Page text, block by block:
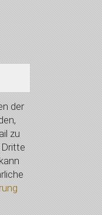
der
zu